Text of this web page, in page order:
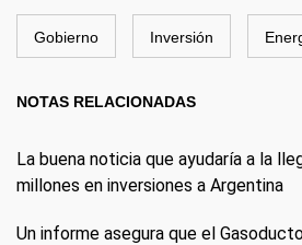
Gobierno Inversión
NOTAS RELACIONADAS
La buena noticia que ayudaría a la
millones en inversiones a Argentina
Un informe asegura que el